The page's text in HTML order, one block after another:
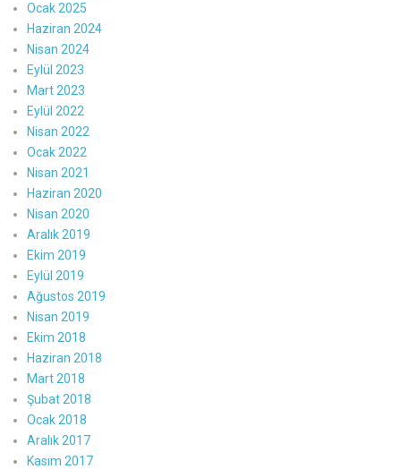
Ocak 2025
Haziran 2024
Nisan 2024
Eylül 2023
Mart 2023
Eylül 2022
Nisan 2022
Ocak 2022
Nisan 2021
Haziran 2020
Nisan 2020
Aralık 2019
Ekim 2019
Eylül 2019
Ağustos 2019
Nisan 2019
Ekim 2018
Haziran 2018
Mart 2018
Şubat 2018
Ocak 2018
Aralık 2017
Kasım 2017